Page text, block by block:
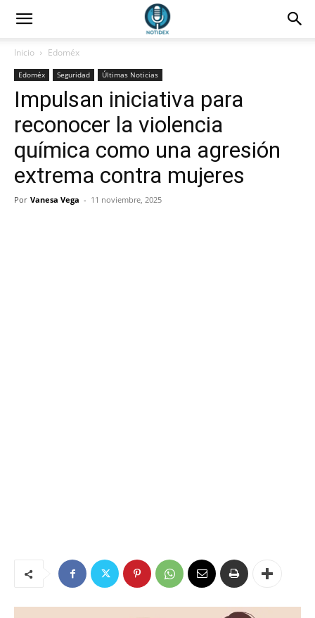
Inicio Edoméx
Edoméx Seguridad Últimas Noticias
Impulsan iniciativa para
reconocer la violencia
química como una agresión
extrema contra mujeres
Por Vanesa Vega - 11 noviembre, 2025